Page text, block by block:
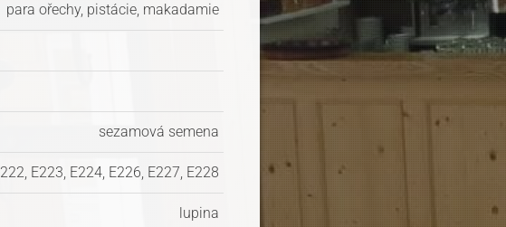
para ořechy, pistácie, makadamie
sezamová semena
E223, E224, E226, E227, E228
lupina